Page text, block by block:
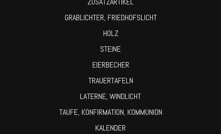
GRABLICHTER, FRIEDHOFSLICHT
HOLZ
STEINE
EIERBECHER
TRAUERTAFELN
LATERNE, WINDLICHT
TAUFE, KONFIRMATION, KOMMUNION
KALENDER